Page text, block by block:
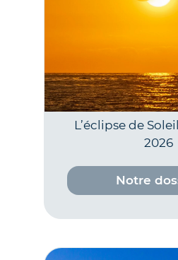
L’éclipse de
2026
Notre